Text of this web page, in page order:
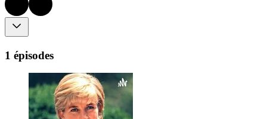
1 épisodes